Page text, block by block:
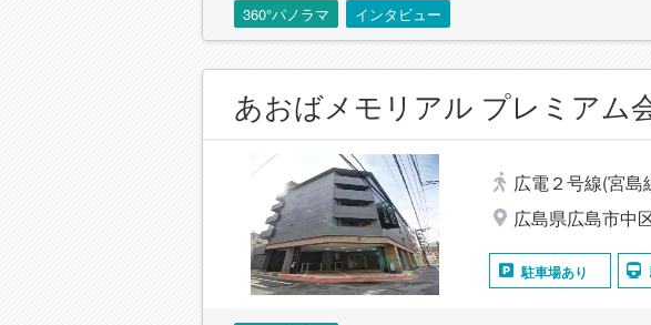
360°パノラマ インタビュー
あおばメモリアル プレミアム
広電２号線(宮島
広島県広島市中
駐車場あり